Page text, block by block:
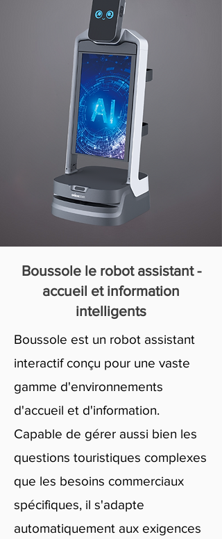
Boussole le robot assistant -
accueil et information
intelligents
Boussole est un robot assistant
interactif conçu pour une vaste
gamme d'environnements
d'accueil et d'information.
Capable de gérer aussi bien les
questions touristiques complexes
que les besoins commerciaux
spécifiques, il s'adapte
automatiquement aux exigences